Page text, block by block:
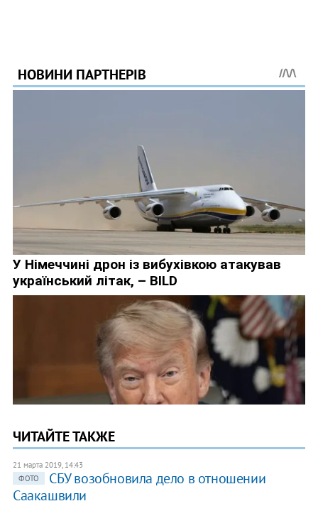
ЧИТАЙТЕ ТАКЖЕ
21 марта 2019, 14:43
ФОТО
СБУ возобновила дело в отношении
Саакашвили